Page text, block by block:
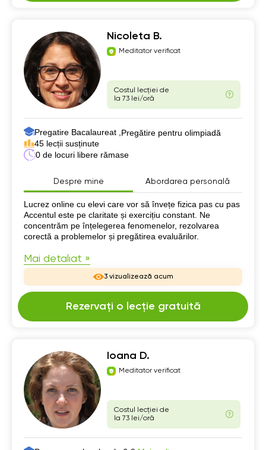
Nicoleta B.
Meditator verificat
Costul lecției de
la 73 lei/oră
Pregatire Bacalaureat , Pregătire pentru olimpiadă
45 lecții susținute
0 de locuri libere rămase
Despre mine Abordarea personală
Despre mine
Lucrez online cu elevi care vor să învețe fizica pas cu pas
Accentul este pe claritate și exercițiu constant. Ne
concentrăm pe înțelegerea fenomenelor, rezolvarea
corectă a problemelor și pregătirea evaluărilor.
Mai detaliat »
3 vizualizează acum
Rezervați o lecție gratuită
Ioana D.
Meditator verificat
Costul lecției de
la 73 lei/oră